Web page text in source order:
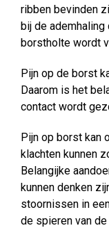
ribben bevinden
bij de
borstholte wordt
Pijn op de borst
Daarom is het
contact wordt
Pijn op borst kan
klachten kunnen
Belangijke
kunnen denken
stoornissen in
de spieren van